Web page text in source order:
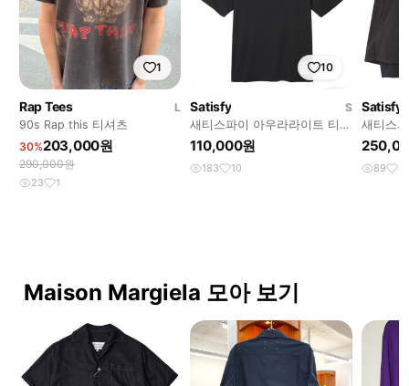
1
Rap Tees
L
90s Rap this 티셔츠
30%203,000원
290,000원
23 1
10
Satisfy
S
새티스파이 아우라라이트 티셔
츠 블랙
110,000원
183 10
Satisfy
새티스
츠 블랙
89 4
Maison Margiela 모아 보기